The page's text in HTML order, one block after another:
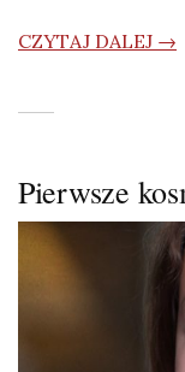
CZYTAJ DALEJ →
Pierwsze